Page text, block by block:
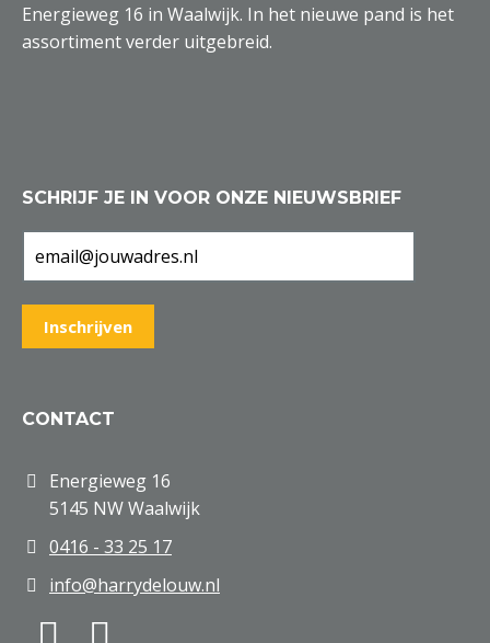
Energieweg 16 in Waalwijk. In het nieuwe pand is het
assortiment verder uitgebreid.
SCHRIJF JE IN VOOR ONZE NIEUWSBRIEF
CONTACT
Energieweg 16
5145 NW Waalwijk
0416 - 33 25 17
info@harrydelouw.nl